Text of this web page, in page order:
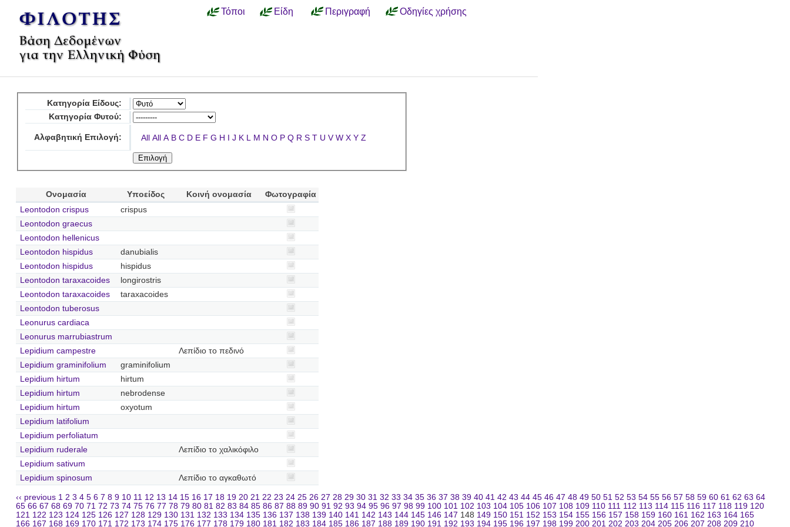
Τόποι Είδη Περιγραφή Οδηγίες χρήσης
Κατηγορία Είδους:
Κατηγορία Φυτού:
Αλφαβητική Επιλογή: All All A B C D E F G H I J K L M N O P Q R S T U V W X Y Z
Ονομασία Υποείδος Κοινή ονομασία
Φωτογραφία
Leontodon crispus
crispus
Leontodon graecus
Leontodon hellenicus
Leontodon hispidus
danubialis
Leontodon hispidus
hispidus
Leontodon taraxacoides
longirostris
Leontodon taraxacoides
taraxacoides
Leontodon tuberosus
Leonurus cardiaca
Leonurus marrubiastrum
Lepidium campestre
Λεπίδιο το πεδινό
Lepidium graminifolium
graminifolium
Lepidium hirtum
hirtum
Lepidium hirtum
nebrodense
Lepidium hirtum
oxyotum
Lepidium latifolium
Lepidium perfoliatum
Lepidium ruderale
Λεπίδιο το χαλικόφιλο
Lepidium sativum
Lepidium spinosum
Λεπίδιο το αγκαθωτό
‹‹ previous 1 2 3 4 5 6 7 8 9 10 11 12 13 14 15 16 17 18 19 20 21 22 23 24 25 26 27 28 29 30 31 32 33 34 35 36 37 38 39 40 41 42 43 44 45 46 47 48 49 50 51 52 53 54 55 56 57 58 59 60 61 62 63 64
65 66 67 68 69 70 71 72 73 74 75 76 77 78 79 80 81 82 83 84 85 86 87 88 89 90 91 92 93 94 95 96 97 98 99 100 101 102 103 104 105 106 107 108 109 110 111 112 113 114 115 116 117 118 119 120
121 122 123 124 125 126 127 128 129 130 131 132 133 134 135 136 137 138 139 140 141 142 143 144 145 146 147 148 149 150 151 152 153 154 155 156 157 158 159 160 161 162 163 164 165
166 167 168 169 170 171 172 173 174 175 176 177 178 179 180 181 182 183 184 185 186 187 188 189 190 191 192 193 194 195 196 197 198 199 200 201 202 203 204 205 206 207 208 209 210